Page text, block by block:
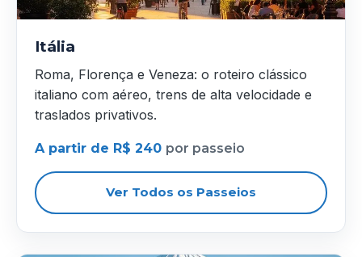
Itália
Roma, Florença e Veneza: o roteiro clássico
italiano com aéreo, trens de alta velocidade e
traslados privativos.
A partir de R$ 240 por passeio
Ver Todos os Passeios